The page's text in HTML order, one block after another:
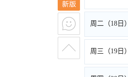
周二（18日）
周三（19日）